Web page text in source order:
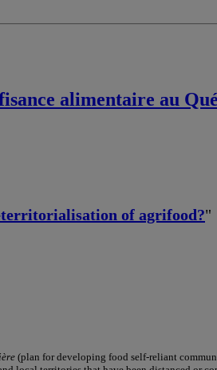
alimentaire au
of agrifood?"
(plan for developing food self-reliant